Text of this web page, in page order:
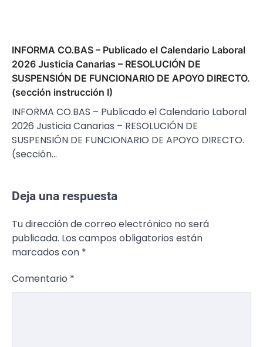
INFORMA CO.BAS – Publicado el Calendario Laboral
2026 Justicia Canarias – RESOLUCIÓN DE
SUSPENSIÓN DE FUNCIONARIO DE APOYO DIRECTO.
(sección instrucción I)
INFORMA CO.BAS – Publicado el Calendario Laboral
2026 Justicia Canarias – RESOLUCIÓN DE
SUSPENSIÓN DE FUNCIONARIO DE APOYO DIRECTO.
(sección…
Deja una respuesta
Tu dirección de correo electrónico no será
publicada. Los campos obligatorios están
marcados con *
Comentario *